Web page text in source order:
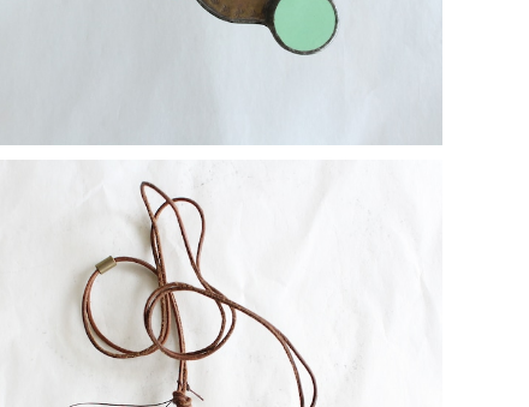
【一点物コラボアクセサリー】長谷川昌彦×POCKENI／
革ひもネックレス［A］